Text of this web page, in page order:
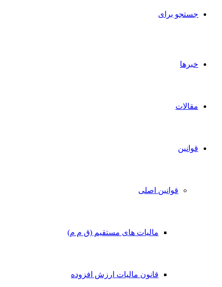
جستجو برای
خبرها
مقالات
قوانین
قوانین اصلی
مالیات های مستقیم (ق م م)
قانون مالیات ارزش افزوده